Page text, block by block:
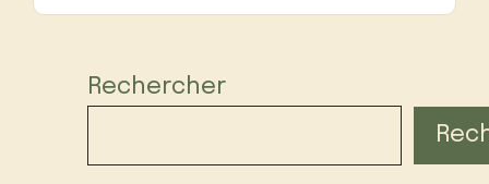
Rechercher